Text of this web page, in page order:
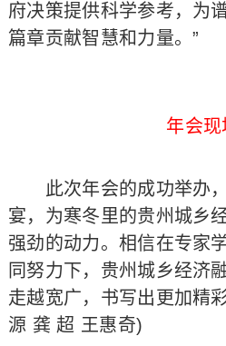
府决策提供科学参考，为
篇章贡献智慧和力量。”
年会现
此次年会的成功举办，
宴，为寒冬里的贵州城乡
强劲的动力。相信在专家
同努力下，贵州城乡经济
走越宽广，书写出更加精
源 龚 超 王惠奇)